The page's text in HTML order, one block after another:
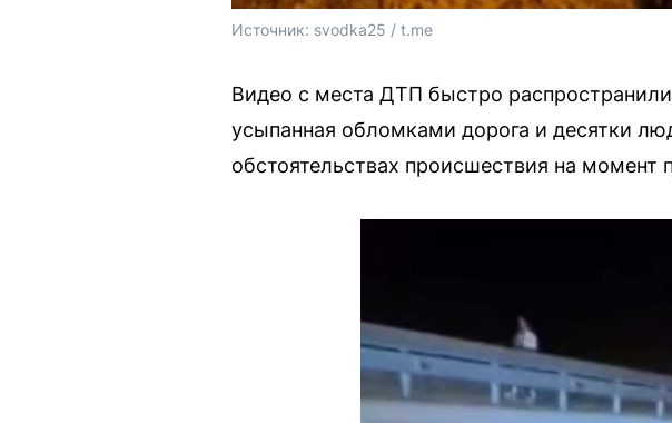
Источник: svodka25 / t.me
Видео с места ДТП быстро
усыпанная обломками дорога и десятки
обстоятельствах происшествия на момент